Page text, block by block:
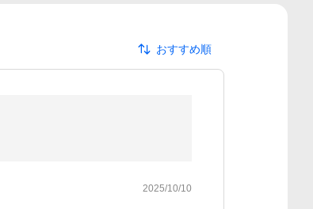
おすすめ順
2025/10/10